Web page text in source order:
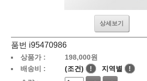
상세보기
품번 i95470986
상품가 : 198,000원
배송비 :
(조건) ! 지역별
!